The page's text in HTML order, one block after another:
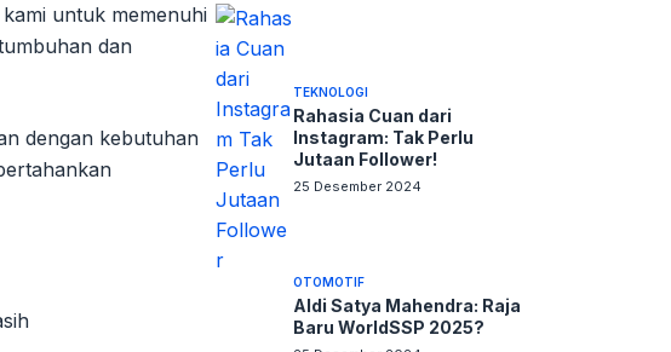
untuk memenuhi
dan
dengan kebutuhan
TEKNOLOGI
Rahasia Cuan dari
Instagram: Tak Perlu
Jutaan Follower!
25 Desember 2024
OTOMOTIF
Aldi Satya Mahendra: Raja
Baru WorldSSP 2025?